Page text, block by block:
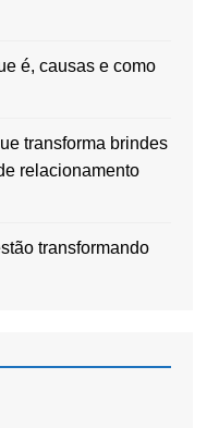
é, causas e como
transforma brindes
relacionamento
transformando